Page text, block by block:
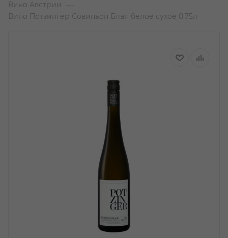
Вино Австрии
Вино Потзингер Совиньон Блан белое сухое 0,75л